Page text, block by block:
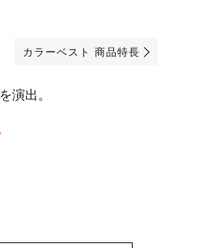
カラーベスト 商品特長
演出。